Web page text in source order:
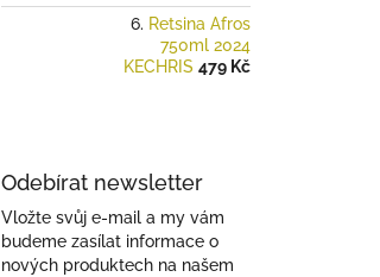
Retsina Afros
750ml 2024
KECHRIS 479 Kč
Odebírat newsletter
Vložte svůj e-mail a my vám
budeme zasílat informace o
nových produktech na našem